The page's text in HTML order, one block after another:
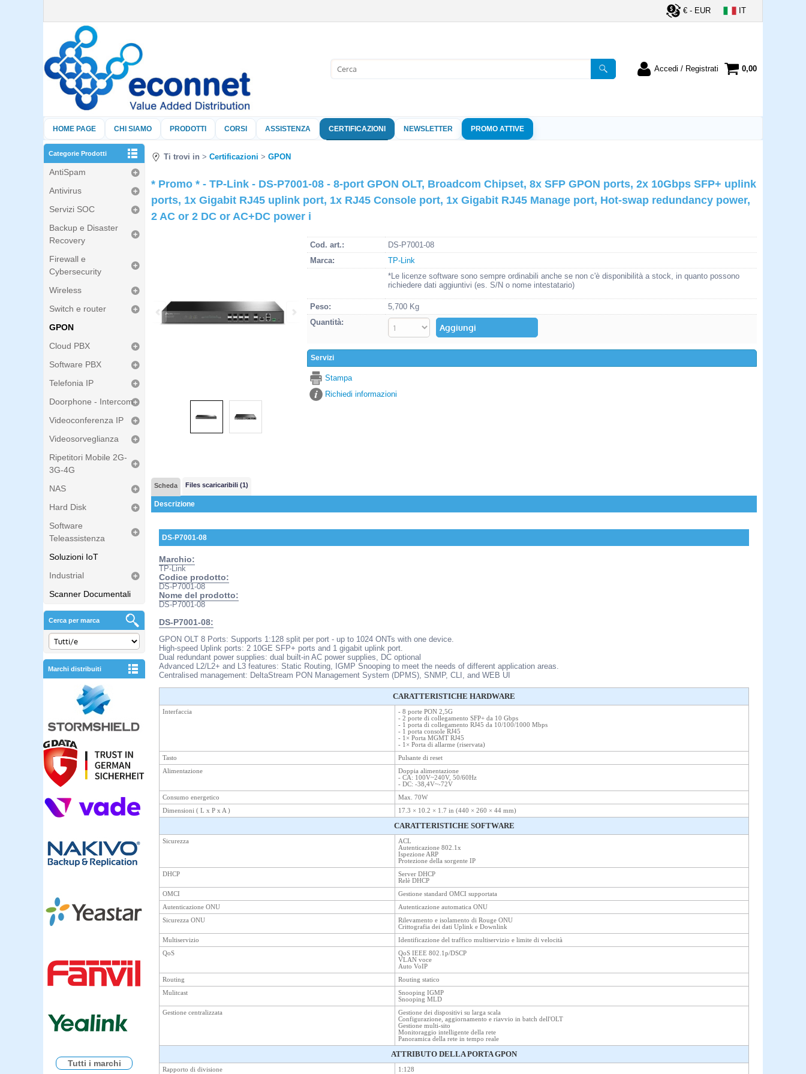
€ - EUR IT
Accedi / Registrati
nome utente e la password e poi
clicca sul pulsante "Accedi"
Password:
Hai perso la password?
0,00
HOME PAGE CHI SIAMO PRODOTTI CORSI ASSISTENZA CERTIFICAZIONI NEWSLETTER PROMO ATTIVE
Categorie Prodotti
AntiSpam
Antivirus
Servizi SOC
Backup e Disaster
Recovery
Firewall e
Cybersecurity
Wireless
Switch e router
GPON
Cloud PBX
Software PBX
Telefonia IP
Doorphone - Intercom
Videoconferenza IP
Videosorveglianza
Ripetitori Mobile 2G-
3G-4G
NAS
Hard Disk
Software
Teleassistenza
Soluzioni IoT
Industrial
Scanner Documentali
Cerca per marca
Marchi distribuiti
Tutti i marchi
Ti trovi in Certificazioni GPON
* Promo * - TP-Link - DS-P7001-08 - 8-port GPON OLT, Broadcom Chipset, 8x SFP GPON ports, 2x 10Gbps SFP+ uplink
ports, 1x Gigabit RJ45 uplink port, 1x RJ45 Console port, 1x Gigabit RJ45 Manage port, Hot-swap redundancy power,
2 AC or 2 DC or AC+DC power i
Cod. art.:
DS-P7001-08
Marca:
TP-Link
*Le licenze software sono sempre ordinabili anche se non c'è disponibilità a stock, in quanto possono
richiedere dati aggiuntivi (es. S/N o nome intestatario)
Peso:
5,700 Kg
Quantità:
Servizi
Stampa
Richiedi informazioni
Scheda Files scaricaribili (1)
Descrizione
DS-P7001-08
Marchio:
TP-Link
Codice prodotto:
DS-P7001-08
Nome del prodotto:
DS-P7001-08
DS-P7001-08:
GPON OLT 8 Ports: Supports 1:128 split per port - up to 1024 ONTs with one device.
High-speed Uplink ports: 2 10GE SFP+ ports and 1 gigabit uplink port.
Dual redundant power supplies: dual built-in AC power supplies, DC optional
Advanced L2/L2+ and L3 features: Static Routing, IGMP Snooping to meet the needs of different application areas.
Centralised management: DeltaStream PON Management System (DPMS), SNMP, CLI, and WEB UI
CARATTERISTICHE HARDWARE
Interfaccia
- 8 porte PON 2,5G
- 2 porte di collegamento SFP+ da 10 Gbps
- 1 porta di collegamento RJ45 da 10/100/1000 Mbps
- 1 porta console RJ45
- 1× Porta MGMT RJ45
- 1× Porta di allarme (riservata)
Tasto
Pulsante di reset
Alimentazione
Doppia alimentazione
- CA: 100V~240V, 50/60Hz
- DC: -38,4V~-72V
Consumo energetico
Max. 70W
Dimensioni ( L x P x A )
17.3 × 10.2 × 1.7 in (440 × 260 × 44 mm)
CARATTERISTICHE SOFTWARE
Sicurezza
ACL
Autenticazione 802.1x
Ispezione ARP
Protezione della sorgente IP
DHCP
Server DHCP
Relè DHCP
OMCI
Gestione standard OMCI supportata
Autenticazione ONU
Autenticazione automatica ONU
Sicurezza ONU
Rilevamento e isolamento di Rouge ONU
Crittografia dei dati Uplink e Downlink
Multiservizio
Identificazione del traffico multiservizio e limite di velocità
QoS
QoS IEEE 802.1p/DSCP
VLAN voce
Auto VoIP
Routing
Routing statico
Mulitcast
Snooping IGMP
Snooping MLD
Gestione centralizzata
Gestione dei dispositivi su larga scala
Configurazione, aggiornamento e riavvio in batch dell'OLT
Gestione multi-sito
Monitoraggio intelligente della rete
Panoramica della rete in tempo reale
ATTRIBUTO DELLA PORTA GPON
Rapporto di divisione
1:128